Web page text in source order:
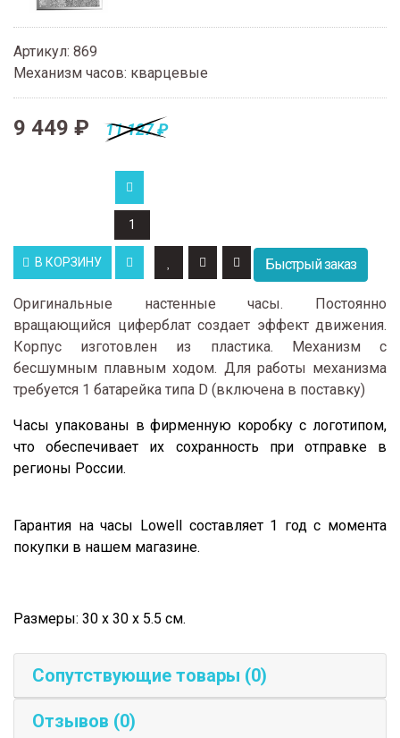
Артикул: 869
Механизм часов: кварцевые
9 449 ₽ 11 127 ₽
В КОРЗИНУ Быстрый заказ
Оригинальные настенные часы. Постоянно
вращающийся циферблат создает эффект движения.
Корпус изготовлен из пластика. Механизм с
бесшумным плавным ходом. Для работы механизма
требуется 1 батарейка типа D (включена в поставку)
Часы упакованы в фирменную коробку с логотипом,
что обеспечивает их сохранность при отправке в
регионы России.
Гарантия на часы Lowellсоставляет 1 год с момента
покупки в нашем магазине.
Размеры: 30 x 30 x 5.5 см.
Сопутствующие товары (0)
Отзывов (0)